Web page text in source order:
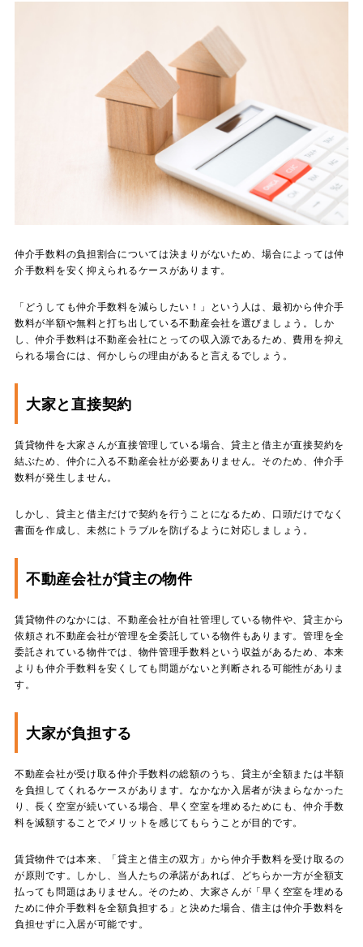
仲介手数料の負担割合については決まりがないため、場合によっては仲
介手数料を安く抑えられるケースがあります。
「どうしても仲介手数料を減らしたい！」という人は、最初から仲介手
数料が半額や無料と打ち出している不動産会社を選びましょう。しか
し、仲介手数料は不動産会社にとっての収入源であるため、費用を抑え
られる場合には、何かしらの理由があると言えるでしょう。
大家と直接契約
賃貸物件を大家さんが直接管理している場合、貸主と借主が直接契約を
結ぶため、仲介に入る不動産会社が必要ありません。そのため、仲介手
数料が発生しません。
しかし、貸主と借主だけで契約を行うことになるため、口頭だけでなく
書面を作成し、未然にトラブルを防げるように対応しましょう。
不動産会社が貸主の物件
賃貸物件のなかには、不動産会社が自社管理している物件や、貸主から
依頼され不動産会社が管理を全委託している物件もあります。管理を全
委託されている物件では、物件管理手数料という収益があるため、本来
よりも仲介手数料を安くしても問題がないと判断される可能性がありま
す。
大家が負担する
不動産会社が受け取る仲介手数料の総額のうち、貸主が全額または半額
を負担してくれるケースがあります。なかなか入居者が決まらなかった
り、長く空室が続いている場合、早く空室を埋めるためにも、仲介手数
料を減額することでメリットを感じてもらうことが目的です。
賃貸物件では本来、「貸主と借主の双方」から仲介手数料を受け取るの
が原則です。しかし、当人たちの承諾があれば、どちらか一方が全額支
払っても問題はありません。そのため、大家さんが「早く空室を埋める
ために仲介手数料を全額負担する」と決めた場合、借主は仲介手数料を
負担せずに入居が可能です。